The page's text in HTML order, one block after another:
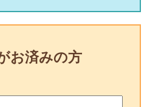
お済みの方